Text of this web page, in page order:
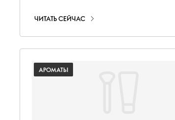
настроение
фокусироваться на позитиве, и вы начнёте
ЧИТАТЬ СЕЙЧАС
АРОМАТЫ